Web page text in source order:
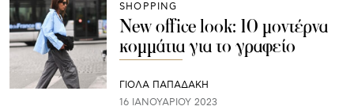
SHOPPING
New office look: 10 μοντέρνα
κομμάτια για το γραφείο
ΓΙΌΛΑ ΠΑΠΑΔΆΚΗ
16 ΙΑΝΟΥΑΡΊΟΥ 2023